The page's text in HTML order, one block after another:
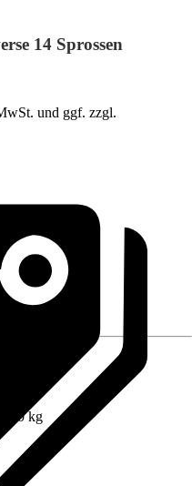
14 Sprossen
und ggf. zzgl.
150 kg